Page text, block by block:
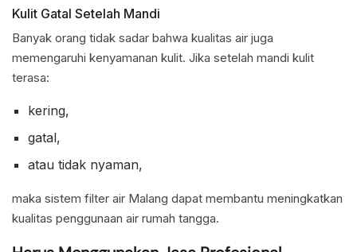
Kulit Gatal Setelah Mandi
Banyak orang tidak sadar bahwa kualitas air juga
memengaruhi kenyamanan kulit. Jika setelah mandi kulit
terasa:
kering,
gatal,
atau tidak nyaman,
maka sistem filter air Malang dapat membantu meningkatkan
kualitas penggunaan air rumah tangga.